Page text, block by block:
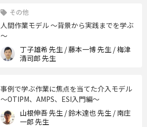
その他
人間作業モデル ～背景から実践までを学ぶ
～
丁子雄希 先生 / 藤本一博 先生 / 梅津
清司郎 先生
事例で学ぶ作業に焦点を当てた介入モデル
〜OTIPM、AMPS、ESI入門編〜
山根伸吾 先生 / 鈴木達也 先生 / 南庄
一郎 先生